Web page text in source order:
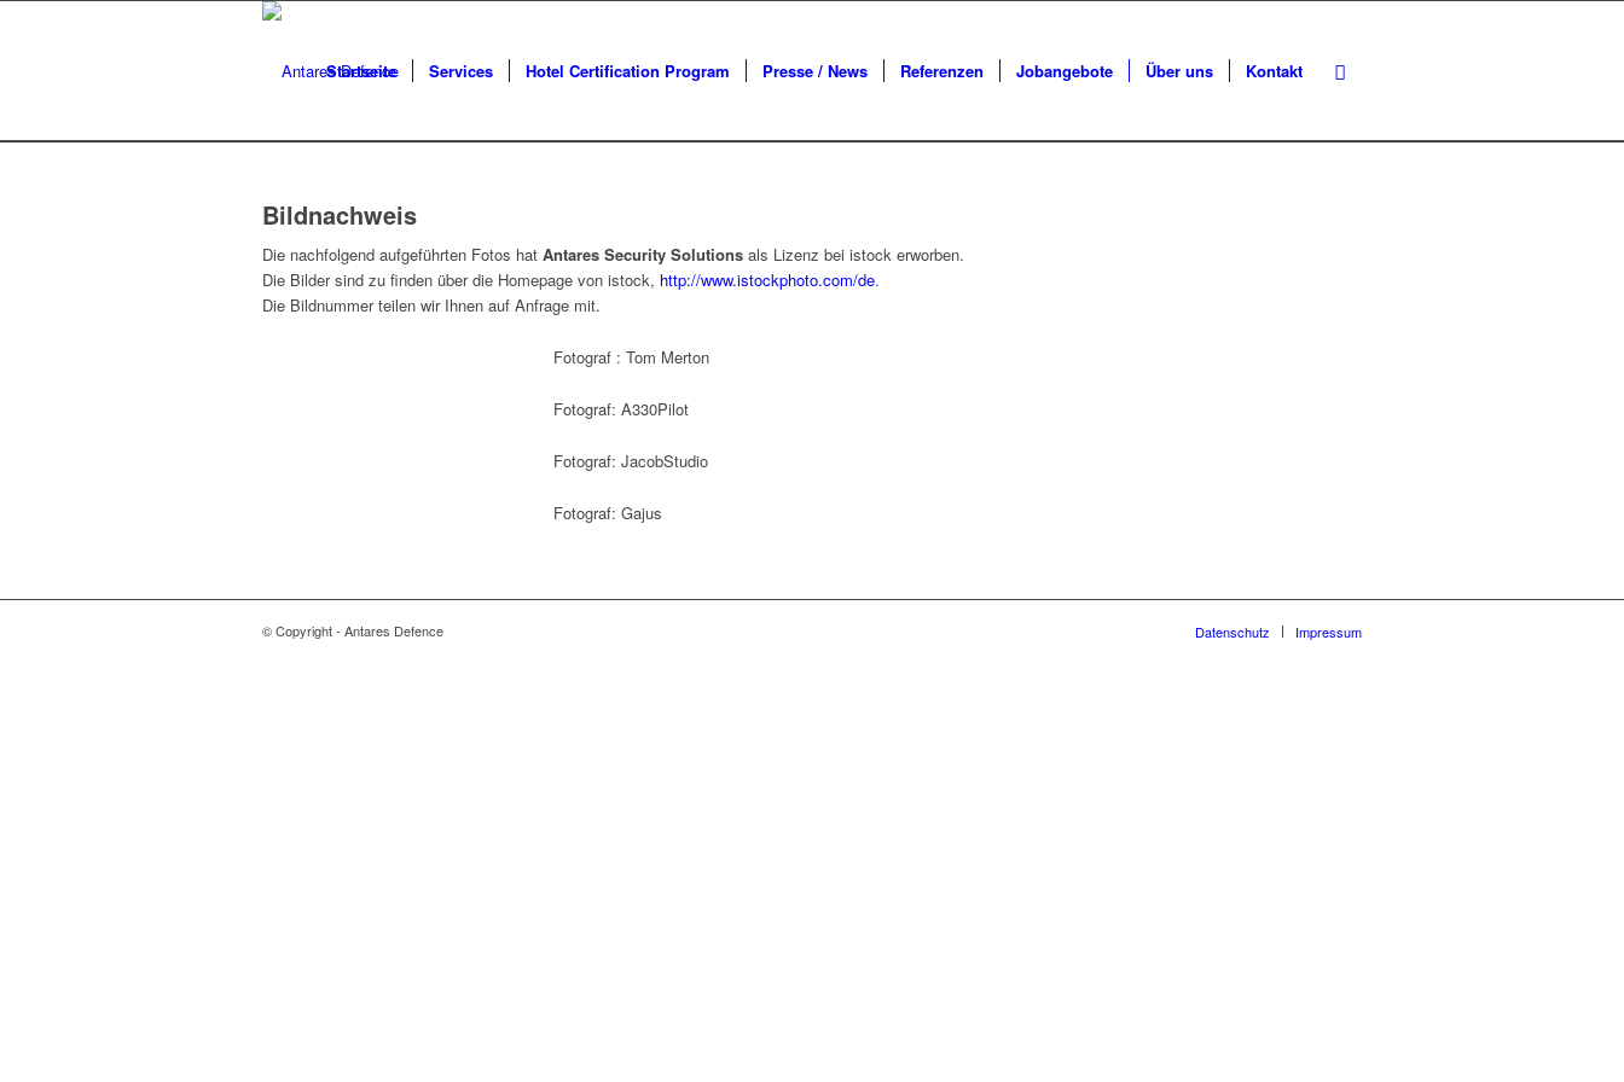
Startseite Services Hotel Certification Program Presse / News Referenzen Jobangebote Über uns Kontakt
Bildnachweis
Die nachfolgend aufgeführten Fotos hat Antares Security Solutions als Lizenz bei istock erworben.
Die Bilder sind zu finden über die Homepage von istock, http://www.istockphoto.com/de.
Die Bildnummer teilen wir Ihnen auf Anfrage mit.
Fotograf : Tom Merton
Fotograf: A330Pilot
Fotograf: JacobStudio
Fotograf: Gajus
© Copyright - Antares Defence Datenschutz Impressum